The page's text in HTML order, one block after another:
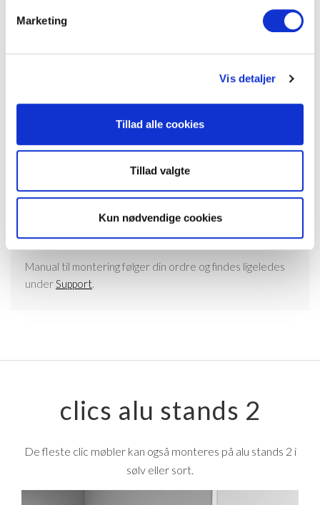
Marketing
Vis detaljer
Tillad alle cookies
Tillad valgte
Kun nødvendige cookies
Alu stands 1 kan ikke bestilles til følgende modeller:
Møbler i 26,5 cm. dybde.
Desktop.
Manual til montering følger din ordre og findes ligeledes
underSupport.
clics alu stands 2
De fleste clic møbler kan også monteres på alu stands 2 i
sølv eller sort.